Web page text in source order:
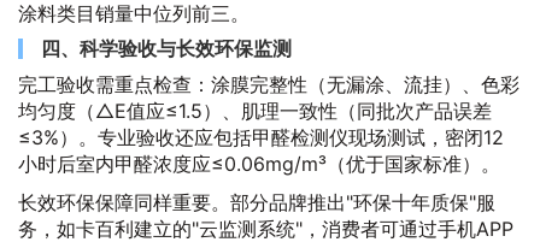
涂料类目销量中位列前三。
四、科学验收与长效环保监测
完工验收需重点检查：涂膜完整性（无漏涂、流挂）、色彩
均匀度（△E值应≤1.5）、肌理一致性（同批次产品误差
≤3%）。专业验收还应包括甲醛检测仪现场测试，密闭12
小时后室内甲醛浓度应≤0.06mg/m³（优于国家标准）。
长效环保保障同样重要。部分品牌推出"环保十年质保"服
务，如卡百利建立的"云监测系统"，消费者可通过手机APP